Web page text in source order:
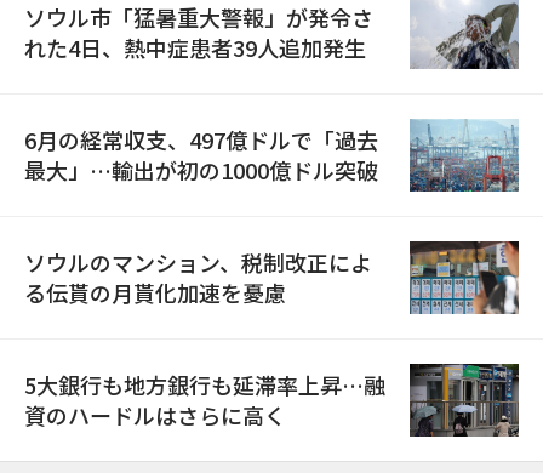
ソウル市「猛暑重大警報」が発令さ
れた4日、熱中症患者39人追加発生
6月の経常収支、497億ドルで「過去
最大」…輸出が初の1000億ドル突破
ソウルのマンション、税制改正によ
る伝貰の月貰化加速を憂慮
5大銀行も地方銀行も延滞率上昇…融
資のハードルはさらに高く